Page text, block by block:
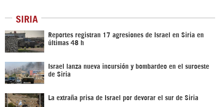
SIRIA
Reportes registran 17 agresiones de Israel en Siria en
últimas 48 h
Israel lanza nueva incursión y bombardeo en el suroeste
de Siria
La extraña prisa de Israel por devorar el sur de Siria